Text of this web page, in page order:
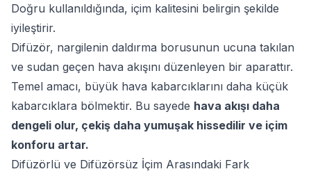
Doğru kullanıldığında, içim kalitesini belirgin şekilde
iyileştirir.
Difüzör, nargilenin daldırma borusunun ucuna takılan
ve sudan geçen hava akışını düzenleyen bir aparattır.
Temel amacı, büyük hava kabarcıklarını daha küçük
kabarcıklara bölmektir. Bu sayede hava akışı daha
dengeli olur, çekiş daha yumuşak hissedilir ve içim
konforu artar.
Difüzörlü ve Difüzörsüz İçim Arasındaki Fark